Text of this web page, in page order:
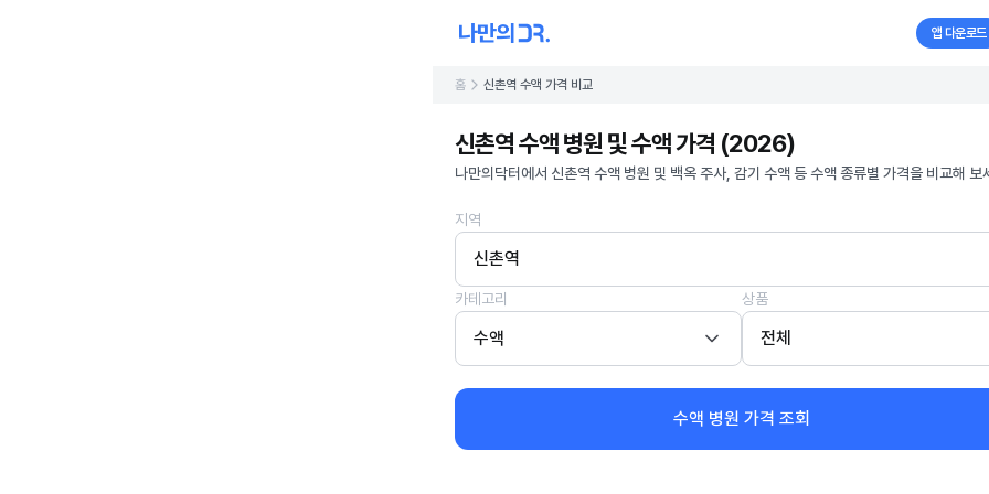
앱 다운로드
홈 신촌역 수액 가격 비교
신촌역 수액 병원 및 수액 가격 (2026)
나만의닥터에서 신촌역 수액 병원 및 백옥 주사, 감기 수액 등 수액 종류별 가격을 비교해 보
지역
신촌역
카테고리
수액
상품
전체
수액 병원 가격 조회